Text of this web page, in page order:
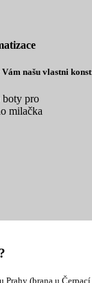
našu vlastni
boty pro
milačka
Prahy (brana u